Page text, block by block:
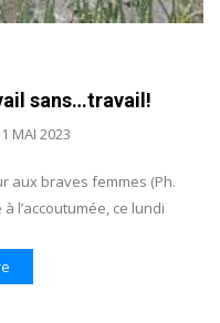
sans…travail!
1 MAI 2023
aux braves femmes (Ph.
l’accoutumée, ce lundi